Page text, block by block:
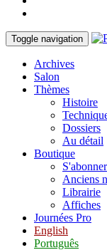
Toggle navigation
Archives
Salon
Thèmes
Histoire
Dossiers
Au détail
Boutique
S'abonner
Anciens
Librairie
Affiches
Journées Pro
English
Português